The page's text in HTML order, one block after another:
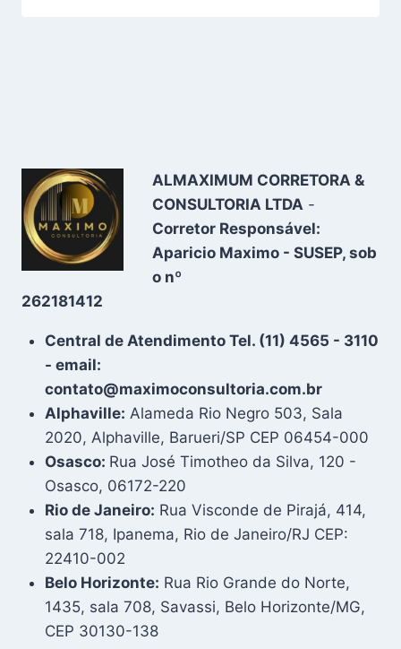
ALMAXIMUM CORRETORA &
CONSULTORIA LTDA -
Corretor Responsável:
Aparicio Maximo - SUSEP, sob
o nº
262181412
Central de Atendimento Tel. (11) 4565 - 3110
- email:
contato@maximoconsultoria.com.br
Alphaville: Alameda Rio Negro 503, Sala
2020, Alphaville, Barueri/SP CEP 06454-000
Osasco: Rua José Timotheo da Silva, 120 -
Osasco, 06172-220
Rio de Janeiro: Rua Visconde de Pirajá, 414,
sala 718, Ipanema, Rio de Janeiro/RJ CEP:
22410-002
Belo Horizonte: Rua Rio Grande do Norte,
1435, sala 708, Savassi, Belo Horizonte/MG,
CEP 30130-138